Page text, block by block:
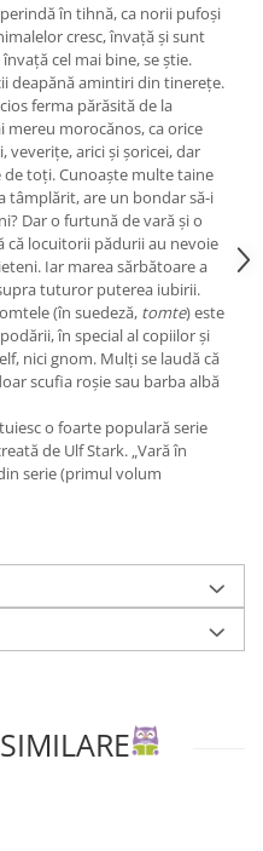
în tihnă, ca norii pufoși
cresc, învață și sunt
cel mai bine, se știe.
deapănă amintiri din tinerețe.
ferma părăsită de la
mereu morocănos, ca orice
veverițe, arici și șoricei, dar
toți. Cunoaște multe taine
tâmplărit, are un bondar să-i
Dar o furtună de vară și o
că locuitorii pădurii au nevoie
Iar marea sărbătoare a
tuturor puterea iubirii.
(în suedeză, tomte) este
în special al copiilor și
nici gnom. Mulți se laudă că
scufia roșie sau barba albă
o foarte populară serie
de Ulf Stark. „Vară în
serie (primul volum